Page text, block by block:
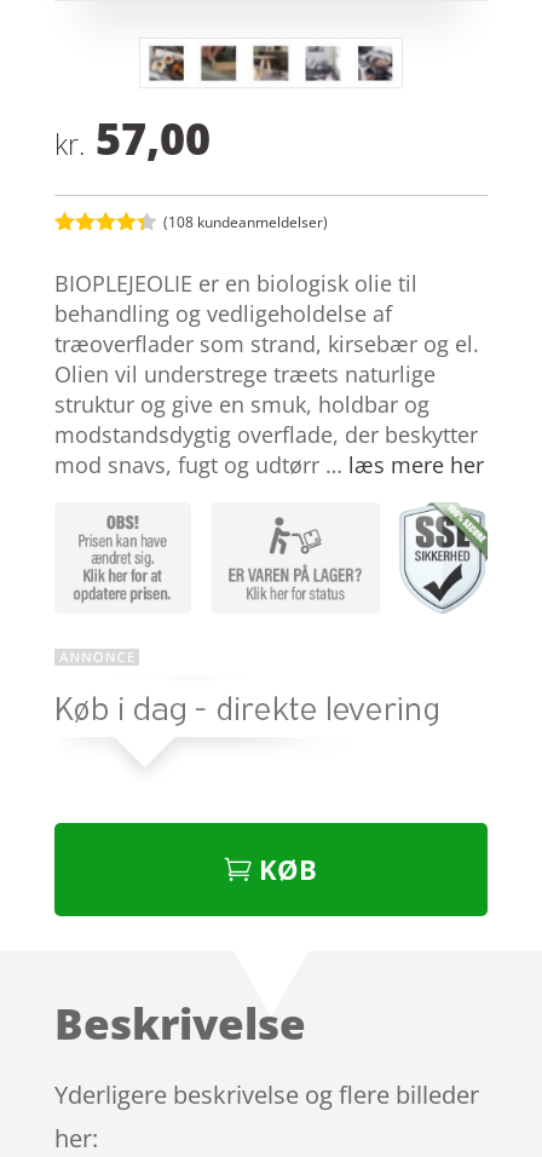
kr. 57,00
ud af 5
baseret
på
kundebedø
mmelser
(108 kundeanmeldelser)
BIOPLEJEOLIE er en biologisk olie til
behandling og vedligeholdelse af
træoverflader som strand, kirsebær og el.
Olien vil understrege træets naturlige
struktur og give en smuk, holdbar og
modstandsdygtig overflade, der beskytter
mod snavs, fugt og udtørr … læs mere her
KØB
Beskrivelse
Yderligere beskrivelse og flere billeder
her: